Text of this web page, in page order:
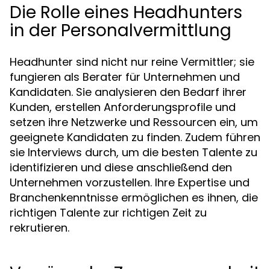
Die Rolle eines Headhunters
in der Personalvermittlung
Headhunter sind nicht nur reine Vermittler; sie
fungieren als Berater für Unternehmen und
Kandidaten. Sie analysieren den Bedarf ihrer
Kunden, erstellen Anforderungsprofile und
setzen ihre Netzwerke und Ressourcen ein, um
geeignete Kandidaten zu finden. Zudem führen
sie Interviews durch, um die besten Talente zu
identifizieren und diese anschließend den
Unternehmen vorzustellen. Ihre Expertise und
Branchenkenntnisse ermöglichen es ihnen, die
richtigen Talente zur richtigen Zeit zu
rekrutieren.